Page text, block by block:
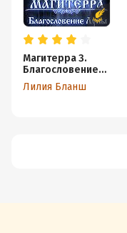
Магитерра 3.
Благословение
Луны
Лилия Бланш